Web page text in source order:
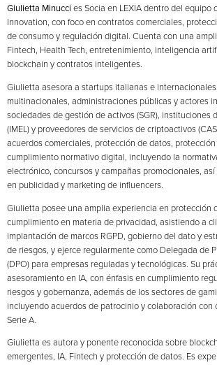
Giulietta Minucci es Socia en LEXIA dentro del equipo
Innovation, con foco en contratos comerciales,
de consumo y regulación digital. Cuenta con una
Fintech, Health Tech, entretenimiento, inteligencia
blockchain y contratos inteligentes.
Giulietta asesora a startups italianas e
multinacionales, administraciones públicas y actores
sociedades de gestión de activos (SGR), instituciones
(IMEL) y proveedores de servicios de criptoactivos
acuerdos comerciales, protección de datos,
cumplimiento normativo digital, incluyendo la
electrónico, concursos y campañas promocionales,
en publicidad y marketing de influencers.
Giulietta posee una amplia experiencia en protección
cumplimiento en materia de privacidad, asistiendo a
implantación de marcos RGPD, gobierno del dato y
de riesgos, y ejerce regularmente como Delegada de
(DPO) para empresas reguladas y tecnológicas. Su
asesoramiento en IA, con énfasis en cumplimiento
riesgos y gobernanza, además de los sectores de
incluyendo acuerdos de patrocinio y colaboración con
Serie A.
Giulietta es autora y ponente reconocida sobre
emergentes, IA, Fintech y protección de datos. Es